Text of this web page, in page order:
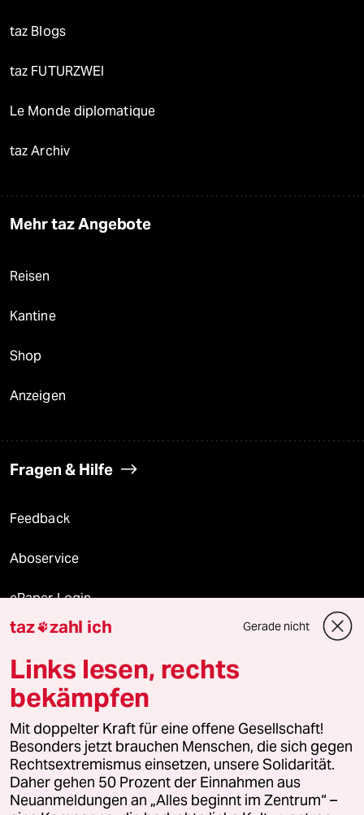
taz Blogs
taz FUTURZWEI
Le Monde diplomatique
taz Archiv
Mehr taz Angebote
Reisen
Kantine
Shop
Anzeigen
Fragen & Hilfe
Feedback
Aboservice
ePaper Login
Downloads für Abonnierende
© 2026 taz Verlags und Vertriebs GmbH
Alle Rechte vorbehalten. Bei rechtlichen Fragen oder für Genehmigungen
wenden Sie sich bitte an lizenzen@taz.de
Feedback Redaktionsstatut Kommune-Richtlinien
taz zahl ich Gerade nicht
Links lesen, rechts
bekämpfen
Mit doppelter Kraft für eine offene Gesellschaft!
Besonders jetzt brauchen Menschen, die sich gegen
Rechtsextremismus einsetzen, unsere Solidarität.
Daher gehen 50 Prozent der Einnahmen aus
Neuanmeldungen an „Alles beginnt im Zentrum“ –